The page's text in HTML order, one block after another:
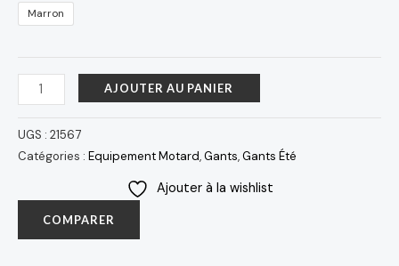
Marron
AJOUTER AU PANIER
UGS : 21567
Catégories : Equipement Motard,Gants,Gants Été
Ajouter à la wishlist
COMPARER